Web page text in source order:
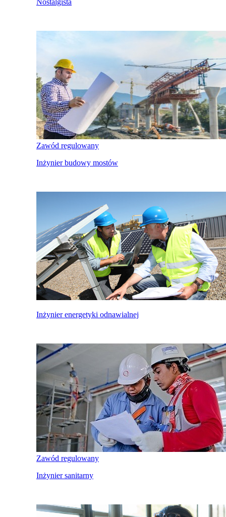
Nostalgista
Zawód regulowany
Inżynier budowy mostów
Inżynier energetyki odnawialnej
Zawód regulowany
Inżynier sanitarny